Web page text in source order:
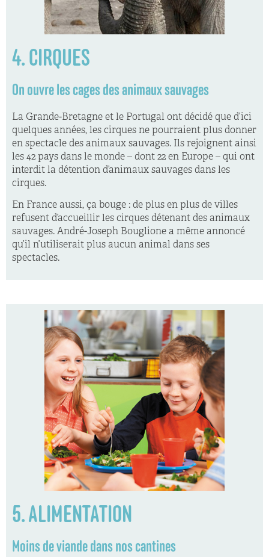
4. CIRQUES
On ouvre les cages des animaux sauvages
La Grande-Bretagne et le Portugal ont décidé que d’ici
quelques années, les cirques ne pourraient plus donner
en spectacle des animaux sauvages. Ils rejoignent ainsi
les 42 pays dans le monde – dont 22 en Europe – qui ont
interdit la détention d’animaux sauvages dans les
cirques.
En France aussi, ça bouge : de plus en plus de villes
refusent d’accueillir les cirques détenant des animaux
sauvages. André-Joseph Bouglione a même annoncé
qu’il n’utiliserait plus aucun animal dans ses
spectacles.
5. ALIMENTATION
Moins de viande dans nos cantines